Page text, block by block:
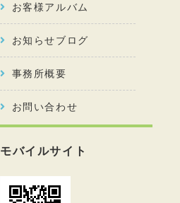
お客様アルバム
お知らせブログ
事務所概要
お問い合わせ
モバイルサイト